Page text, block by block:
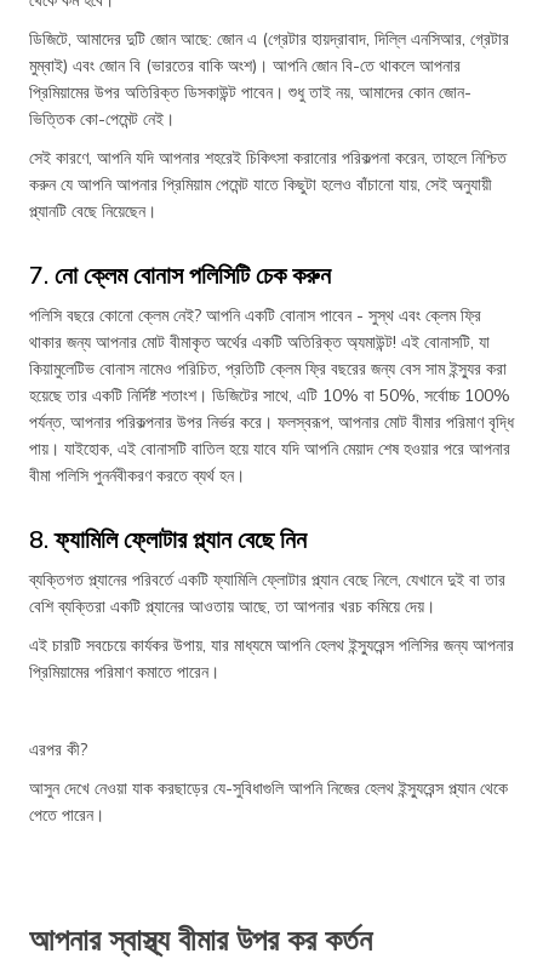
ডিজিটে, আমাদের দুটি জোন আছে: জোন এ (গ্রেটার হায়দ্রাবাদ, দিল্লি এনসিআর, গ্রেটার
মুম্বাই) এবং জোন বি (ভারতের বাকি অংশ)। আপনি জোন বি-তে থাকলে আপনার
প্রিমিয়ামের উপর অতিরিক্ত ডিসকাউন্ট পাবেন। শুধু তাই নয়, আমাদের কোন জোন-
ভিত্তিক কো-পেমেন্ট নেই।
সেই কারণে, আপনি যদি আপনার শহরেই চিকিৎসা করানোর পরিকল্পনা করেন, তাহলে নিশ্চিত
করুন যে আপনি আপনার প্রিমিয়াম পেমেন্ট যাতে কিছুটা হলেও বাঁচানো যায়, সেই অনুযায়ী
প্ল্যানটি বেছে নিয়েছেন।
7. নো ক্লেম বোনাস পলিসিটি চেক করুন
পলিসি বছরে কোনো ক্লেম নেই? আপনি একটি বোনাস পাবেন - সুস্থ এবং ক্লেম ফ্রি
থাকার জন্য আপনার মোট বীমাকৃত অর্থের একটি অতিরিক্ত অ্যমাউন্ট! এই বোনাসটি, যা
কিয়ামুলেটিভ বোনাস নামেও পরিচিত, প্রতিটি ক্লেম ফ্রি বছরের জন্য বেস সাম ইন্স্যুর করা
হয়েছে তার একটি নির্দিষ্ট শতাংশ। ডিজিটের সাথে, এটি 10% বা 50%, সর্বোচ্চ 100%
পর্যন্ত, আপনার পরিকল্পনার উপর নির্ভর করে। ফলস্বরূপ, আপনার মোট বীমার পরিমাণ বৃদ্ধি
পায়। যাইহোক, এই বোনাসটি বাতিল হয়ে যাবে যদি আপনি মেয়াদ শেষ হওয়ার পরে আপনার
বীমা পলিসি পুনর্নবীকরণ করতে ব্যর্থ হন।
8. ফ্যামিলি ফ্লোটার প্ল্যান বেছে নিন
ব্যক্তিগত প্ল্যানের পরিবর্তে একটি ফ্যামিলি ফ্লোটার প্ল্যান বেছে নিলে, যেখানে দুই বা তার
বেশি ব্যক্তিরা একটি প্ল্যানের আওতায় আছে, তা আপনার খরচ কমিয়ে দেয়।
এই চারটি সবচেয়ে কার্যকর উপায়, যার মাধ্যমে আপনি হেলথ ইন্স্যুরেন্স পলিসির জন্য আপনার
প্রিমিয়ামের পরিমাণ কমাতে পারেন।
এরপর কী?
আসুন দেখে নেওয়া যাক করছাড়ের যে-সুবিধাগুলি আপনি নিজের হেলথ ইন্স্যুরেন্স প্ল্যান থেকে
পেতে পারেন।
আপনার স্বাস্থ্য বীমার উপর কর কর্তন